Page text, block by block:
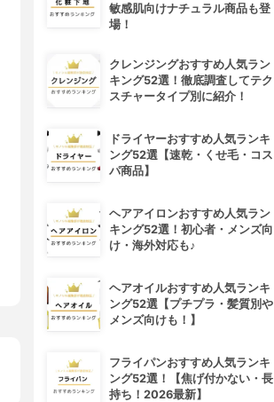
敏感肌向けナチュラル商品も登
場！
クレンジングおすすめ人気ラン
キング52選！徹底調査してテク
スチャータイプ別に紹介！
ドライヤーおすすめ人気ランキ
ング52選【速乾・くせ毛・コス
パ商品】
ヘアアイロンおすすめ人気ラン
キング52選！初心者・メンズ向
け・海外対応も♪
ヘアオイルおすすめ人気ランキ
ング52選【プチプラ・髪質別や
メンズ向けも！】
フライパンおすすめ人気ランキ
ング52選！【焦げ付かない・長
持ち！2026最新】